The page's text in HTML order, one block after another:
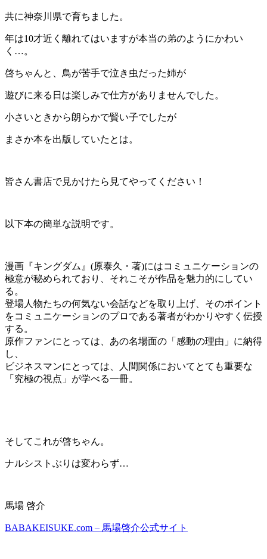
共に神奈川県で育ちました。
年は10才近く離れてはいますが本当の弟のようにかわい
く…。
啓ちゃんと、鳥が苦手で泣き虫だった姉が
遊びに来る日は楽しみで仕方がありませんでした。
小さいときから朗らかで賢い子でしたが
まさか本を出版していたとは。
皆さん書店で見かけたら見てやってください！
以下本の簡単な説明です。
漫画『キングダム』(原泰久・著)にはコミュニケーションの
極意が秘められており、それこそが作品を魅力的にしてい
る。
登場人物たちの何気ない会話などを取り上げ、そのポイント
をコミュニケーションのプロである著者がわかりやすく伝授
する。
原作ファンにとっては、あの名場面の「感動の理由」に納得
し、
ビジネスマンにとっては、人間関係においてとても重要な
「究極の視点」が学べる一冊。
そしてこれが啓ちゃん。
ナルシストぶりは変わらず…
馬場 啓介
BABAKEISUKE.com – 馬場啓介公式サイト